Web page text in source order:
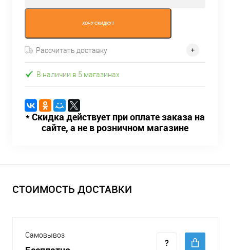
ХОЧУ СКИДКУ !
Рассчитать доставку
В наличии в 5 магазинах
* Скидка действует при оплате заказа на
сайте, а не в розничном магазине
СТОИМОСТЬ ДОСТАВКИ
Самовывоз